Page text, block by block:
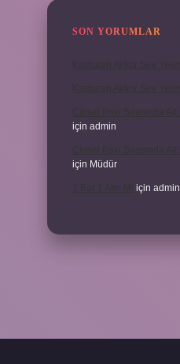
SON YORUMLAR
için admin
için Müdür
için admin